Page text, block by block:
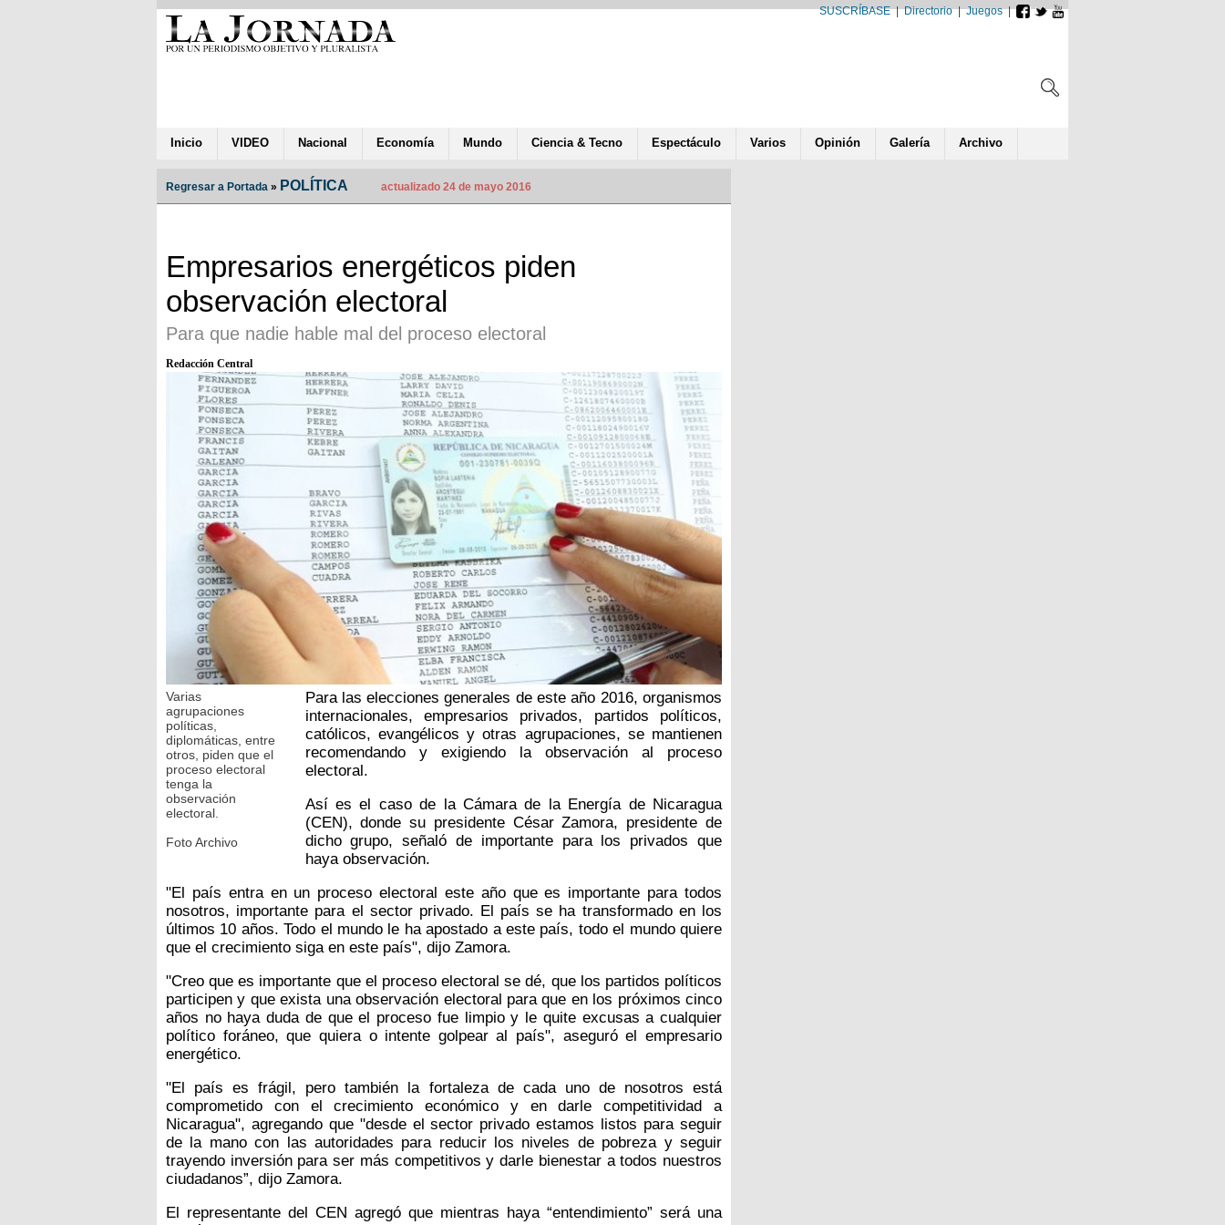
SUSCRÍBASE|Directorio|Juegos|
Inicio VIDEO Nacional Economía Mundo Ciencia & Tecno Espectáculo Varios Opinión Galería Archivo
Regresar a Portada » POLÍTICA actualizado 24 de mayo 2016
Empresarios energéticos piden
observación electoral
Para que nadie hable mal del proceso electoral
Redacción Central
Varias
agrupaciones
políticas,
diplomáticas, entre
otros, piden que el
proceso electoral
tenga la
observación
electoral.
Foto Archivo
Para las elecciones generales de este año 2016, organismos
internacionales, empresarios privados, partidos políticos,
católicos, evangélicos y otras agrupaciones, se mantienen
recomendando y exigiendo la observación al proceso
electoral.
Así es el caso de la Cámara de la Energía de Nicaragua
(CEN), donde su presidente César Zamora, presidente de
dicho grupo, señaló de importante para los privados que
haya observación.
"El país entra en un proceso electoral este año que es importante para todos
nosotros, importante para el sector privado. El país se ha transformado en los
últimos 10 años. Todo el mundo le ha apostado a este país, todo el mundo quiere
que el crecimiento siga en este país", dijo Zamora.
"Creo que es importante que el proceso electoral se dé, que los partidos políticos
participen y que exista una observación electoral para que en los próximos cinco
años no haya duda de que el proceso fue limpio y le quite excusas a cualquier
político foráneo, que quiera o intente golpear al país", aseguró el empresario
energético.
"El país es frágil, pero también la fortaleza de cada uno de nosotros está
comprometido con el crecimiento económico y en darle competitividad a
Nicaragua", agregando que "desde el sector privado estamos listos para seguir
de la mano con las autoridades para reducir los niveles de pobreza y seguir
trayendo inversión para ser más competitivos y darle bienestar a todos nuestros
ciudadanos”, dijo Zamora.
El representante del CEN agregó que mientras haya “entendimiento” será una